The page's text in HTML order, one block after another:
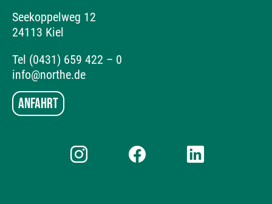
Seekoppelweg 12
24113 Kiel
Tel (0431) 659 422 – 0
info@northe.de
Anfahrt